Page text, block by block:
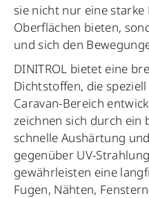
sie nicht nur eine
Oberflächen bieten,
und sich den
DINITROL bietet eine
Dichtstoffen, die
Caravan-Bereich
zeichnen sich durch ein
schnelle Aushärtung
gegenüber UV-
gewährleisten eine
Fugen, Nähten,